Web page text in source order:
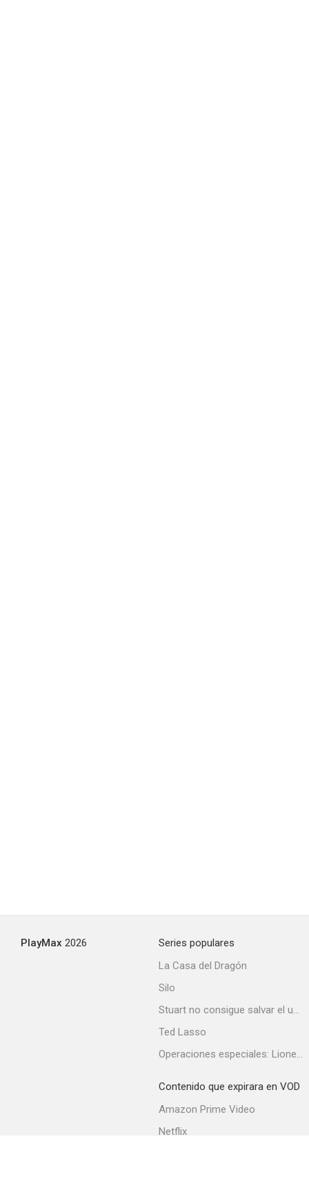
PlayMax 2026
Series populares
La Casa del Dragón
Silo
Stuart no consigue salvar el universo
Ted Lasso
Operaciones especiales: Lioness
Contenido que expirara en VOD
Amazon Prime Video
Netflix